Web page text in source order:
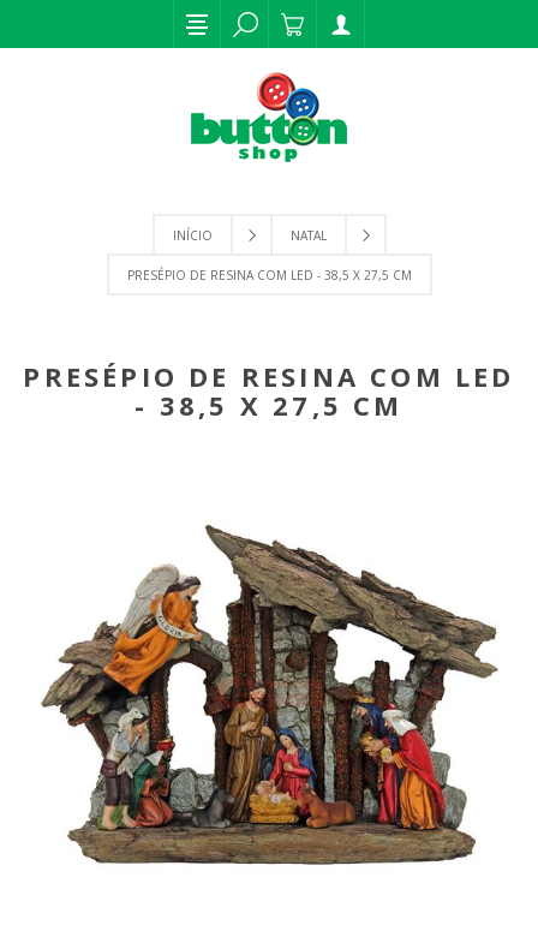
INÍCIO NATAL
PRESÉPIO DE RESINA COM LED - 38,5 X 27,5 CM
PRESÉPIO DE RESINA COM LED
- 38,5 X 27,5 CM